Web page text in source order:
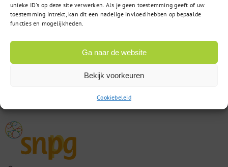
unieke ID's op deze site verwerken. Als je geen toestemming geeft of uw
toestemming intrekt, kan dit een nadelige invloed hebben op bepaalde
functies en mogelijkheden.
Ga naar de website
Bekijk voorkeuren
Cookiebeleid